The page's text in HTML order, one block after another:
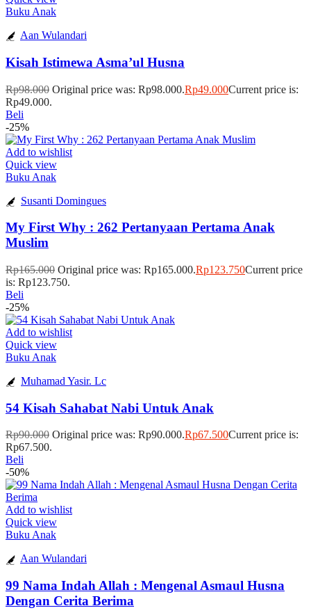
Buku Anak
Aan Wulandari
Kisah Istimewa Asma’ul Husna
Rp98.000 Original price was: Rp98.000.Rp49.000Current price is:
Rp49.000.
Beli
-25%
Add to wishlist
Quick view
Buku Anak
Susanti Domingues
My First Why : 262 Pertanyaan Pertama Anak
Muslim
Rp165.000 Original price was: Rp165.000.Rp123.750Current price
is: Rp123.750.
Beli
-25%
Add to wishlist
Quick view
Buku Anak
Muhamad Yasir. Lc
54 Kisah Sahabat Nabi Untuk Anak
Rp90.000 Original price was: Rp90.000.Rp67.500Current price is:
Rp67.500.
Beli
-50%
Add to wishlist
Quick view
Buku Anak
Aan Wulandari
99 Nama Indah Allah : Mengenal Asmaul Husna
Dengan Cerita Berima